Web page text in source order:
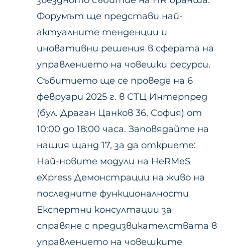
Форумът ще представи най-
актуалните тенденции и
иновативни решения в сферата на
управлението на човешки ресурси.
Събитието ще се проведе на 6
февруари 2025 г. в СТЦ Интерпред
(бул. Драган Цанков 36, София) от
10:00 до 18:00 часа. Заповядайте на
нашия щанд 17, за да откриете:
Най-новите модули на HeRMeS
eXpress Демонстрации на живо на
последните функционалности
Експертни консултации за
справяне с предизвикателствата в
управлението на човешките